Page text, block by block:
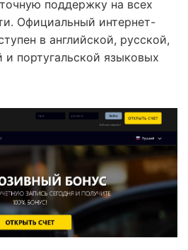
поддержку на всех
Официальный интернет-
в английской, русской,
и португальской языковых